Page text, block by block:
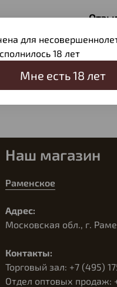
Наш магазин
Раменское
Адрес:
Московская обл., г.
Контакты:
Торговый зал: +7 (495)
Отдел оптовых продаж:
для
18 лет
Мне есть 18 лет